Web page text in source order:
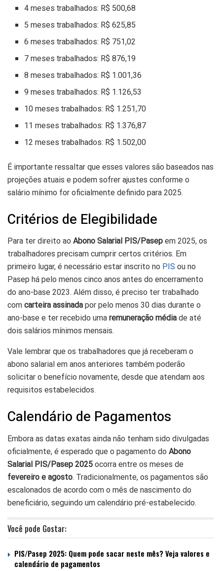
4 meses trabalhados: R$ 500,68
5 meses trabalhados: R$ 625,85
6 meses trabalhados: R$ 751,02
7 meses trabalhados: R$ 876,19
8 meses trabalhados: R$ 1.001,36
9 meses trabalhados: R$ 1.126,53
10 meses trabalhados: R$ 1.251,70
11 meses trabalhados: R$ 1.376,87
12 meses trabalhados: R$ 1.502,00
É importante ressaltar que esses valores são baseados nas
projeções atuais e podem sofrer ajustes conforme o
salário mínimo for oficialmente definido para 2025.
Critérios de Elegibilidade
Para ter direito ao Abono Salarial PIS/Pasep em 2025, os
trabalhadores precisam cumprir certos critérios. Em
primeiro lugar, é necessário estar inscrito no PIS ou no
Pasep há pelo menos cinco anos antes do encerramento
do ano-base 2023. Além disso, é preciso ter trabalhado
com carteira assinada por pelo menos 30 dias durante o
ano-base e ter recebido uma remuneração média de até
dois salários mínimos mensais.
Vale lembrar que os trabalhadores que já receberam o
abono salarial em anos anteriores também poderão
solicitar o benefício novamente, desde que atendam aos
requisitos estabelecidos.
Calendário de Pagamentos
Embora as datas exatas ainda não tenham sido divulgadas
oficialmente, é esperado que o pagamento do Abono
Salarial PIS/Pasep 2025 ocorra entre os meses de
fevereiro e agosto. Tradicionalmente, os pagamentos são
escalonados de acordo com o mês de nascimento do
beneficiário, seguindo um calendário pré-estabelecido.
Você pode Gostar:
PIS/Pasep 2025: Quem pode sacar neste mês? Veja valores e
calendário de pagamentos